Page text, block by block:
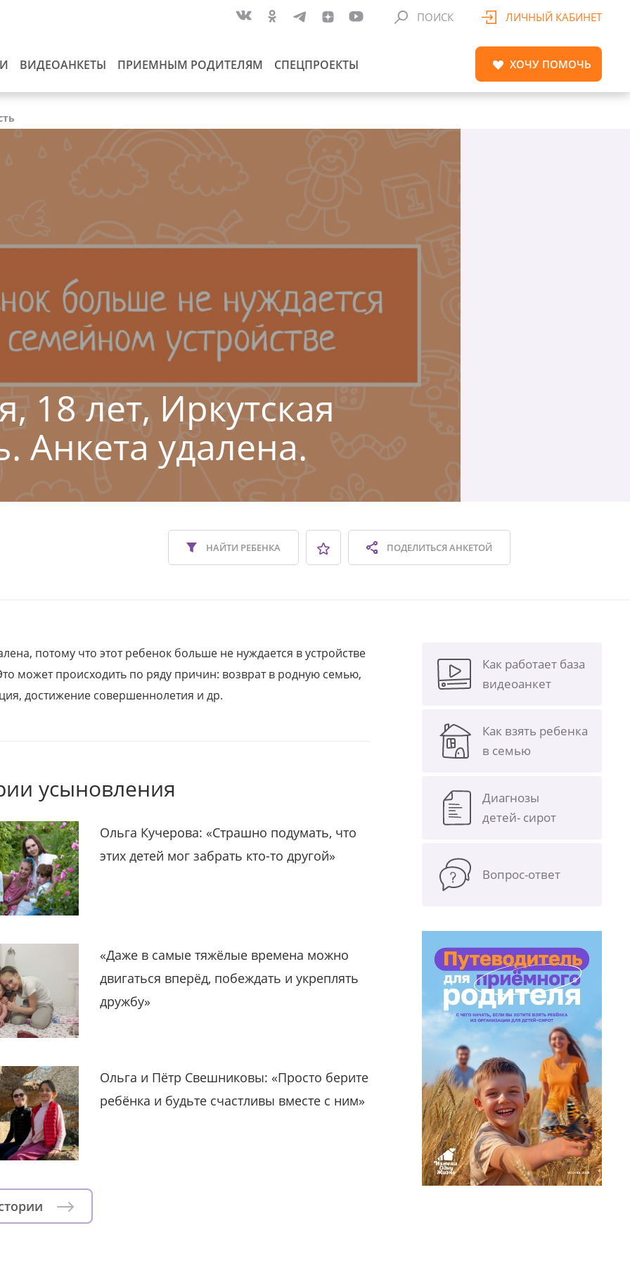
ВИДЕОАНКЕТЫ ПРИЕМНЫМ РОДИТЕЛЯМ СПЕЦПРОЕКТЫ
ПОИСК ЛИЧНЫЙ КАБИНЕТ
ХОЧУ ПОМОЧЬ
18 лет, Иркутская
Анкета удалена.
ПОДЕЛИТЬСЯАНКЕТОЙ
НАЙТИ РЕБЕНКА
потому что этот ребенок больше не нуждается в устройстве
может происходить по ряду причин: возврат в родную семью,
достижение совершеннолетия и др.
усыновления
Ольга Кучерова: «Страшно подумать, что
этих детей мог забрать кто-то другой»
«Даже в самые тяжёлые времена можно
двигаться вперёд, побеждать и укреплять
дружбу»
Ольга и Пётр Свешниковы: «Просто берите
ребёнка и будьте счастливы вместе с ним»
Как работает база
видеоанкет
Как взять ребенка
в семью
Диагнозы
детей- сирот
Вопрос-ответ